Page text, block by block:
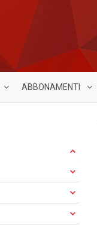
ABBONAMENTI